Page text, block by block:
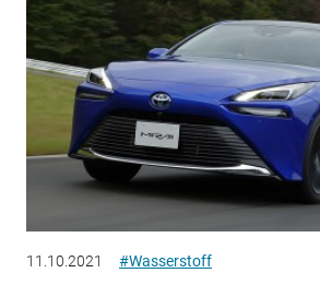
11.10.2021 #Wasserstoff